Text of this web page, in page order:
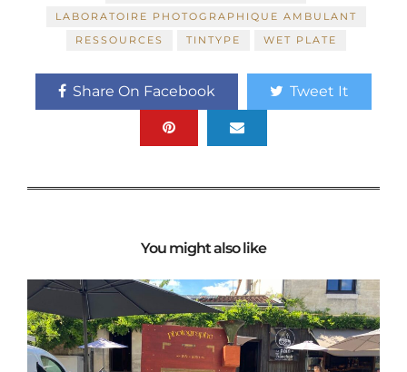
LABORATOIRE PHOTOGRAPHIQUE AMBULANT
RESSOURCES
TINTYPE WET PLATE
Share On Facebook Tweet It
You might also like